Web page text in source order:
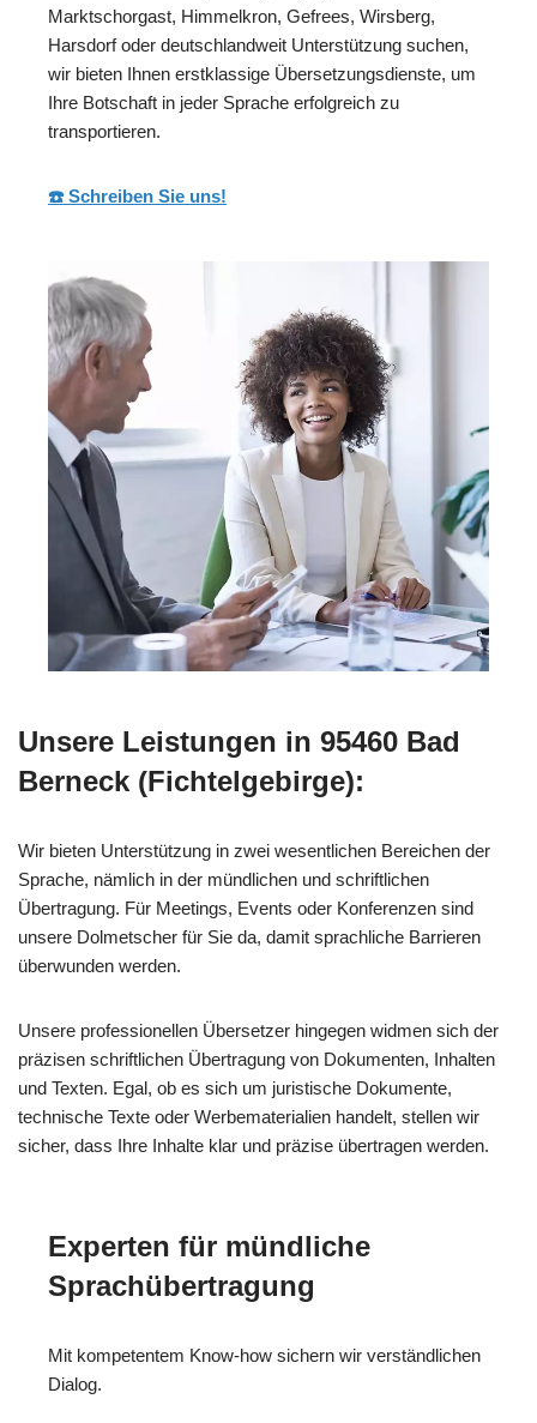
Marktschorgast, Himmelkron, Gefrees, Wirsberg,
Harsdorf oder deutschlandweit Unterstützung suchen,
wir bieten Ihnen erstklassige Übersetzungsdienste, um
Ihre Botschaft in jeder Sprache erfolgreich zu
transportieren.
☎️ Schreiben Sie uns!
Unsere Leistungen in 95460 Bad
Berneck (Fichtelgebirge):
Wir bieten Unterstützung in zwei wesentlichen Bereichen der
Sprache, nämlich in der mündlichen und schriftlichen
Übertragung. Für Meetings, Events oder Konferenzen sind
unsere Dolmetscher für Sie da, damit sprachliche Barrieren
überwunden werden.
Unsere professionellen Übersetzer hingegen widmen sich der
präzisen schriftlichen Übertragung von Dokumenten, Inhalten
und Texten. Egal, ob es sich um juristische Dokumente,
technische Texte oder Werbematerialien handelt, stellen wir
sicher, dass Ihre Inhalte klar und präzise übertragen werden.
Experten für mündliche
Sprachübertragung
Mit kompetentem Know-how sichern wir verständlichen
Dialog.